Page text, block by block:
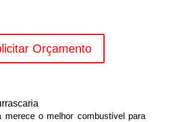
Orçamento
merece o melhor combustível para